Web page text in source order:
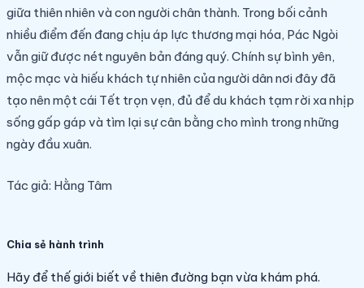
giữa thiên nhiên và con người chân thành. Trong bối cảnh
nhiều điểm đến đang chịu áp lực thương mại hóa, Pác Ngòi
vẫn giữ được nét nguyên bản đáng quý. Chính sự bình yên,
mộc mạc và hiếu khách tự nhiên của người dân nơi đây đã
tạo nên một cái Tết trọn vẹn, đủ để du khách tạm rời xa nhịp
sống gấp gáp và tìm lại sự cân bằng cho mình trong những
ngày đầu xuân.
Tác giả: Hằng Tâm
Chia sẻ hành trình
Hãy để thế giới biết về thiên đường bạn vừa khám phá.